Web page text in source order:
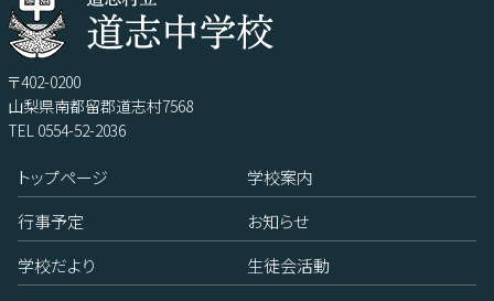
〒402-0200
山梨県南都留郡道志村7568
TEL 0554-52-2036
トップページ
学校案内
行事予定
お知らせ
学校だより
生徒会活動